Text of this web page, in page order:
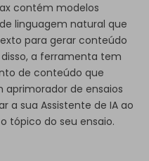
contém modelos
linguagem natural que
para gerar conteúdo
a ferramenta tem
de conteúdo que
de ensaios
a sua Assistente de IA ao
tópico do seu ensaio.